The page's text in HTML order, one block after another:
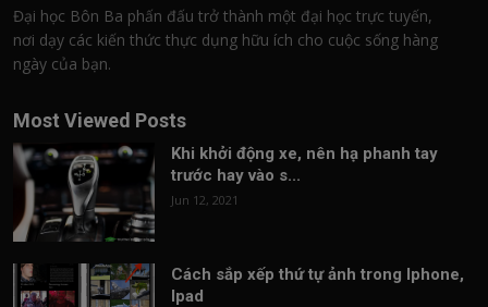
Đại học Bôn Ba phấn đấu trở thành một đại học trực tuyến,
nơi dạy các kiến thức thực dụng hữu ích cho cuộc sống hàng
ngày của bạn.
Most Viewed Posts
Khi khởi động xe, nên hạ phanh tay
trước hay vào s...
Jun 12, 2021
Cách sắp xếp thứ tự ảnh trong Iphone,
Ipad